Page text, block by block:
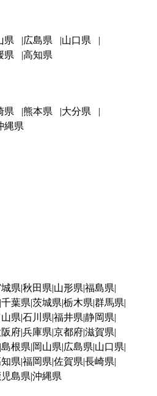
県 広島県
山口県
県 高知県
県 熊本県
大分県
縄県
県 秋田県 山形県 福島県
千葉県 茨城県 栃木県 群馬県
県 石川県 福井県 静岡県
府兵庫県 京都府滋賀県
島根県 岡山県 広島県 山口県
県 福岡県 佐賀県 長崎県
児島県 沖縄県